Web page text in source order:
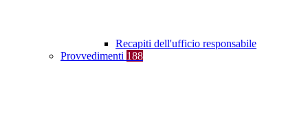
Recapiti dell'ufficio responsabile
Provvedimenti 188